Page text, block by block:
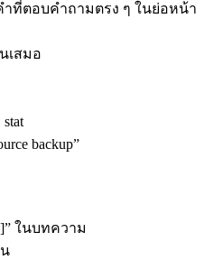
คำที่ตอบคำถามตรง ๆ ในย่อหน้า
เสมอ
backup”
ในบทความ